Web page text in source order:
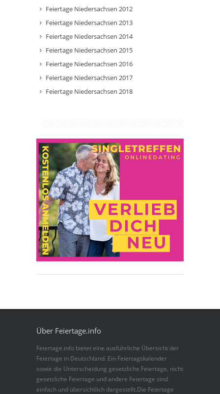
Feiertage Niedersachsen 2012
Feiertage Niedersachsen 2013
Feiertage Niedersachsen 2014
Feiertage Niedersachsen 2015
Feiertage Niedersachsen 2016
Feiertage Niedersachsen 2017
Feiertage Niedersachsen 2018
Über Feiertage.info
Feiertage.info bietet eine ausführliche Übersicht der
Feiertage in Deutschland. Ein Feiertagskalender
sowie die Unterscheidung gesetzliche Feiertage, nicht
gesetzliche Feiertage und andere Feiertage sind
einfach und übersichtlich dargestellt.Die Feiertage